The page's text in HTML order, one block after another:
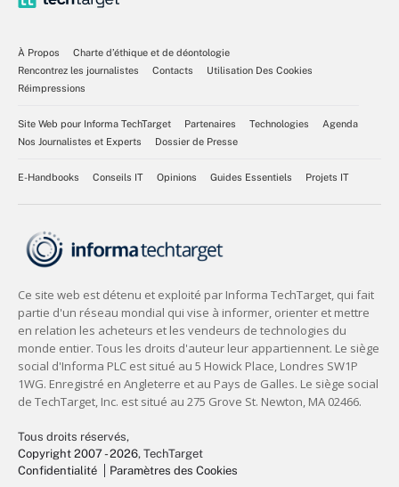
À Propos
Charte d’éthique et de déontologie
Rencontrez les journalistes
Contacts
Utilisation Des Cookies
Réimpressions
Site Web pour Informa TechTarget Partenaires Technologies
Agenda
Nos Journalistes et Experts
Dossier de Presse
E-Handbooks Conseils IT Opinions Guides Essentiels Projets IT
Tous droits réservés,
Copyright 2007 - 2026, TechTarget
Confidentialité
Paramètres des Cookies